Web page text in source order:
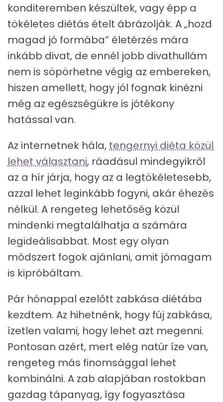
konditeremben készültek, vagy épp a
tökéletes diétás ételt ábrázolják. A „hozd
magad jó formába” életérzés mára
inkább divat, de ennél jobb divathullám
nem is söpörhetne végig az embereken,
hiszen amellett, hogy jól fognak kinézni
még az egészségükre is jótékony
hatással van.
Az internetnek hála, tengernyi diéta közül
lehet választani, ráadásul mindegyikről
az a hír járja, hogy az a legtökéletesebb,
azzal lehet leginkább fogyni, akár éhezés
nélkül. A rengeteg lehetőség közül
mindenki megtalálhatja a számára
legideálisabbat. Most egy olyan
módszert fogok ajánlani, amit jómagam
is kipróbáltam.
Pár hónappal ezelőtt zabkása diétába
kezdtem. Az hihetnénk, hogy fúj zabkása,
ízetlen valami, hogy lehet azt megenni.
Pontosan azért, mert elég natúr íze van,
rengeteg más finomsággal lehet
kombinálni. A zab alapjában rostokban
gazdag tápanyag, így fogyasztása